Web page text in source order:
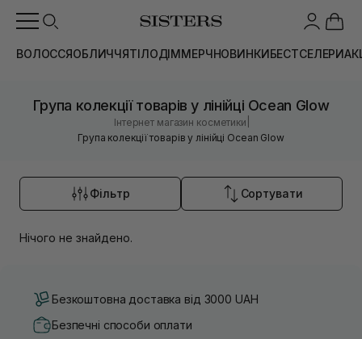
ВОЛОССЯОБЛИЧЧЯТІЛОДІММЕРЧНОВИНКИБЕСТСЕЛЕРИ
Група колекції товарів у лінійці Ocean Glow
Інтернет магазин косметики
Група колекції товарів у лінійці Ocean Glow
Фільтр Сортувати
Нічого не знайдено.
Безкоштовна доставка від 3000 UAH
Безпечні способи оплати